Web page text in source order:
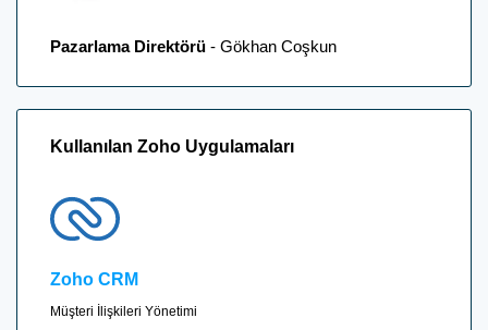
Pazarlama Direktörü - Gökhan Coşkun
Kullanılan Zoho Uygulamaları
Zoho CRM
Müşteri İlişkileri Yönetimi